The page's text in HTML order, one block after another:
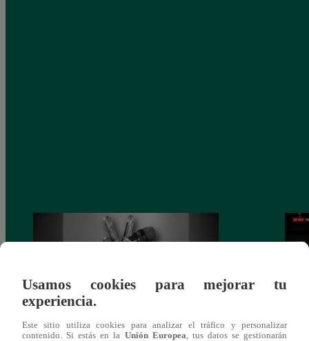
Usamos cookies para mejorar tu
experiencia.
Este sitio utiliza cookies para analizar el tráfico y personalizar
contenido. Si estás en la Unión Europea , tus datos se gestionarán